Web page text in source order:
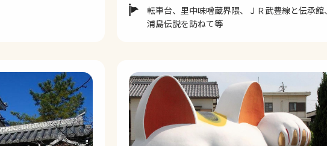
転車台、里中味噌蔵界隈、ＪＲ武豊線と伝承館、
浦島伝説を訪ねて等